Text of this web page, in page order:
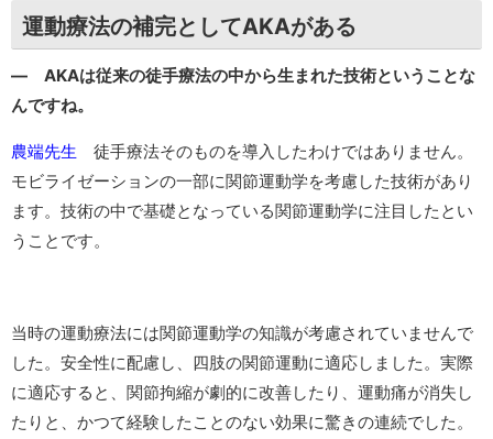
運動療法の補完としてAKAがある
― AKAは従来の徒手療法の中から生まれた技術ということな
んですね。
農端先生 徒手療法そのものを導入したわけではありません。
モビライゼーションの一部に関節運動学を考慮した技術があり
ます。技術の中で基礎となっている関節運動学に注目したとい
うことです。
当時の運動療法には関節運動学の知識が考慮されていませんで
した。安全性に配慮し、四肢の関節運動に適応しました。実際
に適応すると、関節拘縮が劇的に改善したり、運動痛が消失し
たりと、かつて経験したことのない効果に驚きの連続でした。